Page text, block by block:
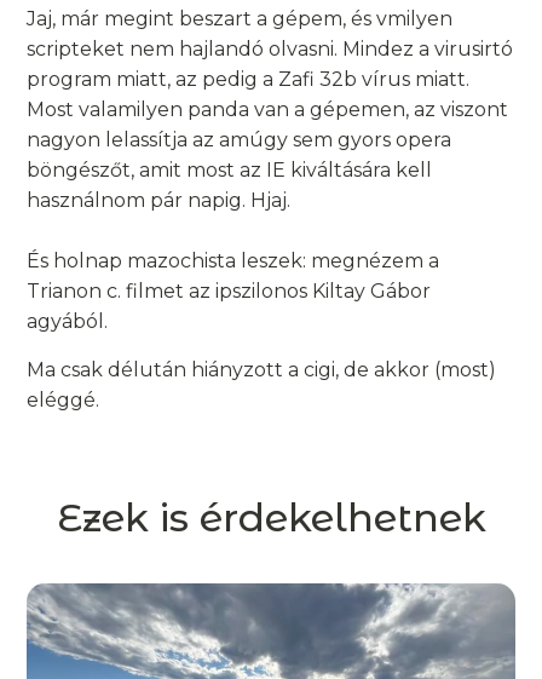
Jaj, már megint beszart a gépem, és vmilyen
scripteket nem hajlandó olvasni. Mindez a virusirtó
program miatt, az pedig a Zafi 32b vírus miatt.
Most valamilyen panda van a gépemen, az viszont
nagyon lelassítja az amúgy sem gyors opera
böngészőt, amit most az IE kiváltására kell
használnom pár napig. Hjaj.
És holnap mazochista leszek: megnézem a
Trianon c. filmet az ipszilonos Kiltay Gábor
agyából.
Ma csak délután hiányzott a cigi, de akkor (most)
eléggé.
Ezek is érdekelhetnek